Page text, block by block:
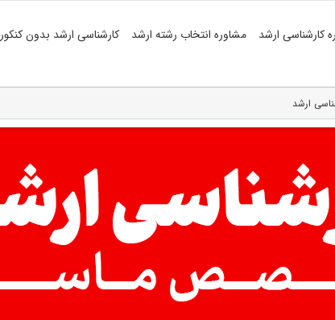
کارشناسی ارشد مشاوره انتخاب رشته ارشد کارشناسی ارشد بدون کنکور
ارشد